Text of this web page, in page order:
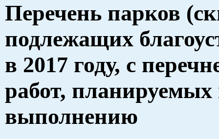
Перечень парков
подлежащих
в 2017 году, с
работ, планируемых
выполнению